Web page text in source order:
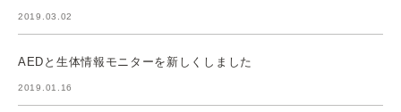
2019.03.02
AEDと生体情報モニターを新しくしました
2019.01.16